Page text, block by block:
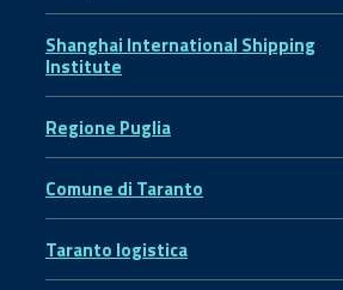
Shanghai International Shipping
Institute
Regione Puglia
Comune di Taranto
Taranto logistica